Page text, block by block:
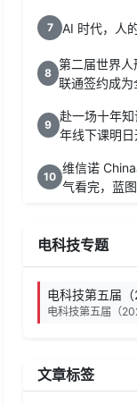
7 AI 时代，人
8
第二届世界
联通签约成为
9
赴一场十年
年线下课明日
10
维信诺
气看完，蓝
电科技专题
电科技第五届
电科技第五届（
文章标签